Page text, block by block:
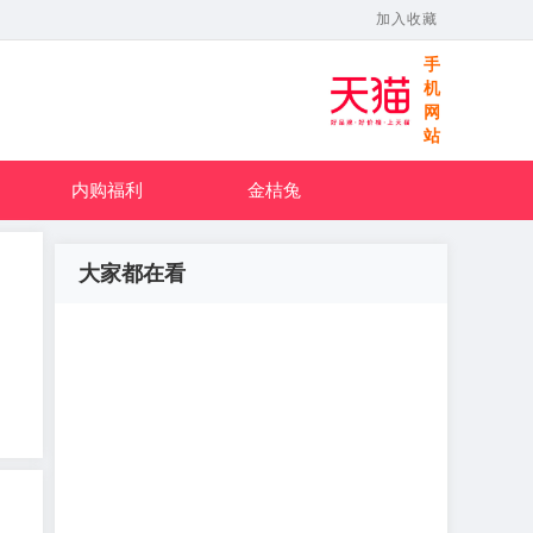
加入收藏
手
机
网
站
内购福利 金桔兔
大家都在看